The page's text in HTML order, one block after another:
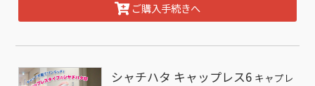
ご購入手続きへ
シャチハタ キャップレス6 キャプレ